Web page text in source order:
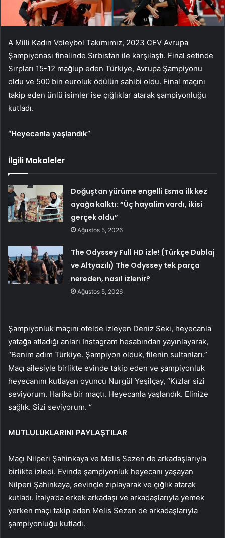
A Milli Kadın Voleybol Takımımız, 2023 CEV Avrupa
Şampiyonası finalinde Sırbistan ile karşılaştı. Final setinde
Sırpları 15-12 mağlup eden Türkiye, Avrupa Şampiyonu
oldu ve 500 bin euroluk ödülün sahibi oldu. Final maçını
takip eden ünlü isimler ise çığlıklar atarak şampiyonluğu
kutladı.
“Heyecanla yaşlandık”
İlgili Makaleler
Doğuştan yürüme engelli Esma ilk kez
ayağa kalktı: “Üç hayalim vardı, ikisi
gerçek oldu”
Ağustos 5, 2026
The Odyssey Full HD izle! (Türkçe Dublaj
ve Altyazılı) The Odyssey tek parça
nereden, nasıl izlenir?
Ağustos 5, 2026
Şampiyonluk maçını otelde izleyen Deniz Seki, heyecanla
yatağa atladığı anları Instagram hesabından yayınlayarak,
“Benim adım Türkiye. Şampiyon olduk, filenin sultanları.”
Maçı ailesiyle birlikte evinde takip eden ve şampiyonluk
heyecanını kutlayan oyuncu Nurgül Yeşilçay, “Kızlar sizi
seviyorum. Harika bir maçtı. Heyecanla yaşlandık. Elinize
sağlık. Sizi seviyorum. “
MUTLULUKLARINI PAYLAŞTILAR
Maçı Nilperi Şahinkaya ve Melis Sezen de arkadaşlarıyla
birlikte izledi. Evinde şampiyonluk heyecanı yaşayan
Nilperi Şahinkaya, sevinçle zıplayarak ve çığlık atarak
kutladı. İtalya’da erkek arkadaşı ve arkadaşlarıyla yemek
yerken maçı takip eden Melis Sezen de arkadaşlarıyla
şampiyonluğu kutladı.